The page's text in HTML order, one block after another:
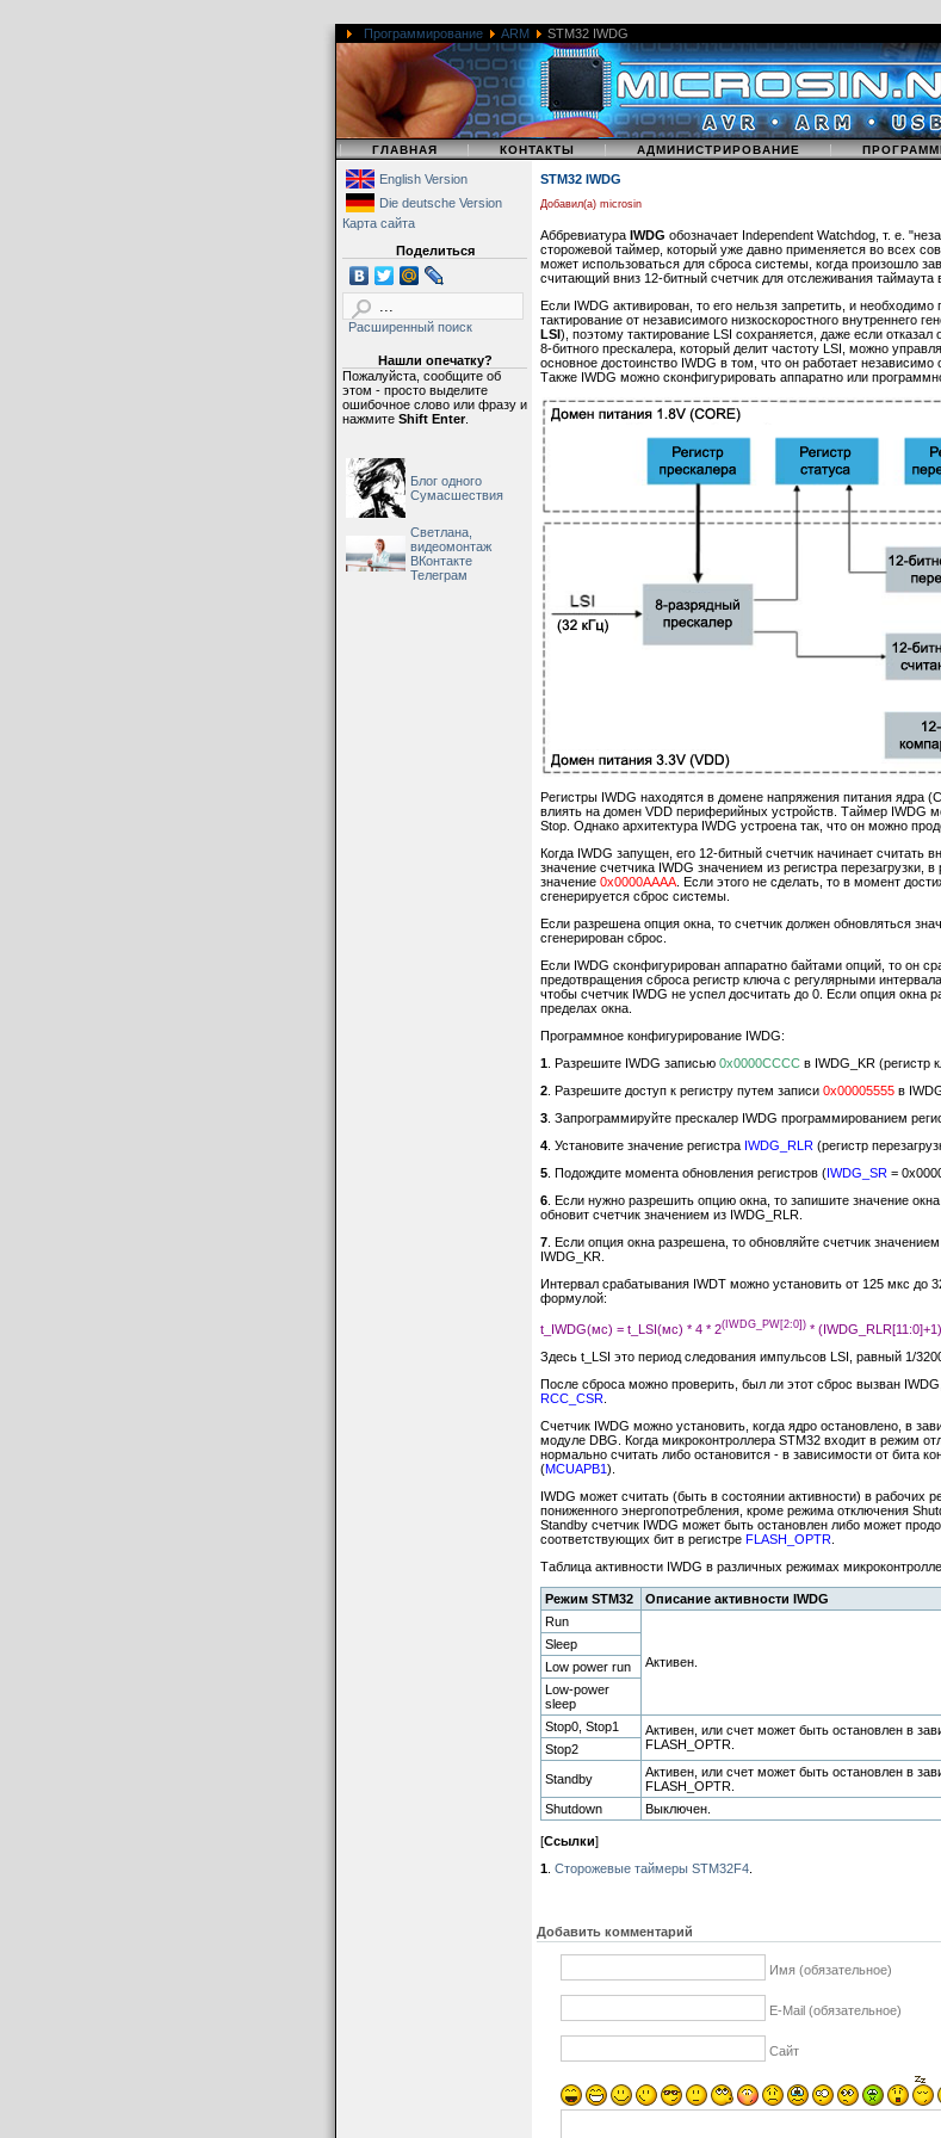
Программирование ARM STM32 IWDG
| ГЛАВНАЯ | КОНТАКТЫ | АДМИНИСТРИРОВАНИЕ |
English Version
Die deutsche Version
Карта сайта
Поделиться
Расширенный поиск
Нашли опечатку?
Пожалуйста, сообщите об
этом - просто выделите
ошибочное слово или фразу и
нажмите Shift Enter.
Блог одного
Сумасшествия
Светлана,
видеомонтаж
ВКонтакте
Телеграм
STM32 IWDG
Добавил(а) microsin
Аббревиатура IWDG обозначает Independent Watchdog, т. е.
сторожевой таймер, который уже давно применяется во всех
может использоваться для сброса системы, когда произошло
считающий вниз 12-битный счетчик для отслеживания
Если IWDG активирован, то его нельзя запретить, и
тактирование от независимого низкоскоростного внутреннего
LSI), поэтому тактирование LSI сохраняется, даже если
8-битного прескалера, который делит частоту LSI, можно
основное достоинство IWDG в том, что он работает независимо
Также IWDG можно сконфигурировать аппаратно или
Регистры IWDG находятся в домене напряжения питания ядра
влиять на домен VDD периферийных устройств. Таймер IWDG
Stop. Однако архитектура IWDG устроена так, что он можно
Когда IWDG запущен, его 12-битный счетчик начинает считать
значение счетчика IWDG значением из регистра перезагрузки, в
значение 0x0000AAAA . Если этого не сделать, то в момент
сгенерируется сброс системы.
Если разрешена опция окна, то счетчик должен обновляться
сгенерирован сброс.
Если IWDG сконфигурирован аппаратно байтами опций, то он
предотвращения сброса регистр ключа с регулярными
чтобы счетчик IWDG не успел досчитать до 0. Если опция окна
пределах окна.
Программное конфигурирование IWDG:
1 . Разрешите IWDG записью 0x0000CCCC в IWDG_KR (регистр
2 . Разрешите доступ к регистру путем записи 0x00005555 в
3 . Запрограммируйте прескалер IWDG программированием
4 . Установите значение регистра IWDG_RLR (регистр
5 . Подождите момента обновления регистров (IWDG_SR =
6 . Если нужно разрешить опцию окна, то запишите значение окна
обновит счетчик значением из IWDG_RLR.
7 . Если опция окна разрешена, то обновляйте счетчик
IWDG_KR.
Интервал срабатывания IWDT можно установить от 125 мкс до
формулой:
t_IWDG(мс) = t_LSI(мс) * 4 * 2(IWDG_PW[2:0]) * (IWDG_RLR[11:0]+1)
Здесь t_LSI это период следования импульсов LSI, равный 1/
После сброса можно проверить, был ли этот сброс вызван
RCC_CSR
Счетчик IWDG можно установить, когда ядро остановлено, в
модуле DBG. Когда микроконтроллера STM32 входит в режим
нормально считать либо остановится - в зависимости от бита
(MCUAPB1).
IWDG может считать (быть в состоянии активности) в рабочих
пониженного энергопотребления, кроме режима отключения
Standby счетчик IWDG может быть остановлен либо может
соответствующих бит в регистре FLASH_OPTR
Таблица активности IWDG в различных режимах
Режим STM32
Описание активности IWDG
Run
Активен.
Sleep
Low power run
Low-power
sleep
Stop0, Stop1
Активен, или счет может быть остановлен в
FLASH_OPTR.
Stop2
Standby
Активен, или счет может быть остановлен в
FLASH_OPTR.
Shutdown
Выключен.
[Ссылки]
1 Сторожевые таймеры STM32F4
Добавить комментарий
Имя (обязательное)
E-Mail (обязательное)
Сайт